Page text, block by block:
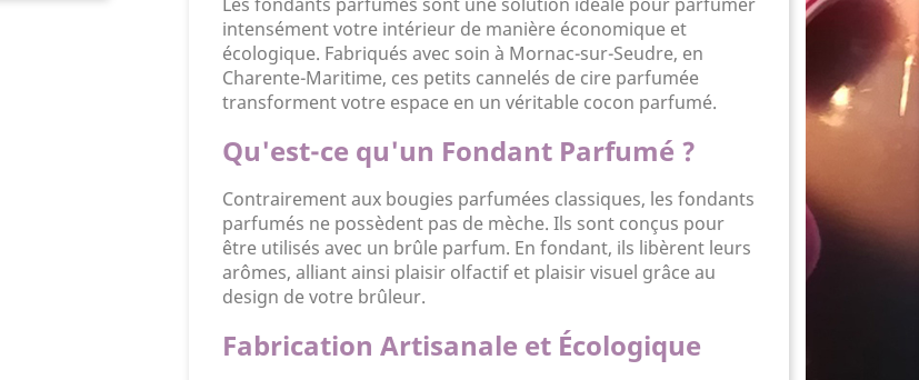
intensément votre intérieur de manière économique et
écologique. Fabriqués avec soin à Mornac-sur-Seudre, en
Charente-Maritime, ces petits cannelés de cire parfumée
transforment votre espace en un véritable cocon parfumé.
Qu'est-ce qu'un Fondant Parfumé ?
Contrairement aux bougies parfumées classiques, les fondants
parfumés ne possèdent pas de mèche. Ils sont conçus pour
être utilisés avec un brûle parfum. En fondant, ils libèrent leurs
arômes, alliant ainsi plaisir olfactif et plaisir visuel grâce au
design de votre brûleur.
Fabrication Artisanale et Écologique